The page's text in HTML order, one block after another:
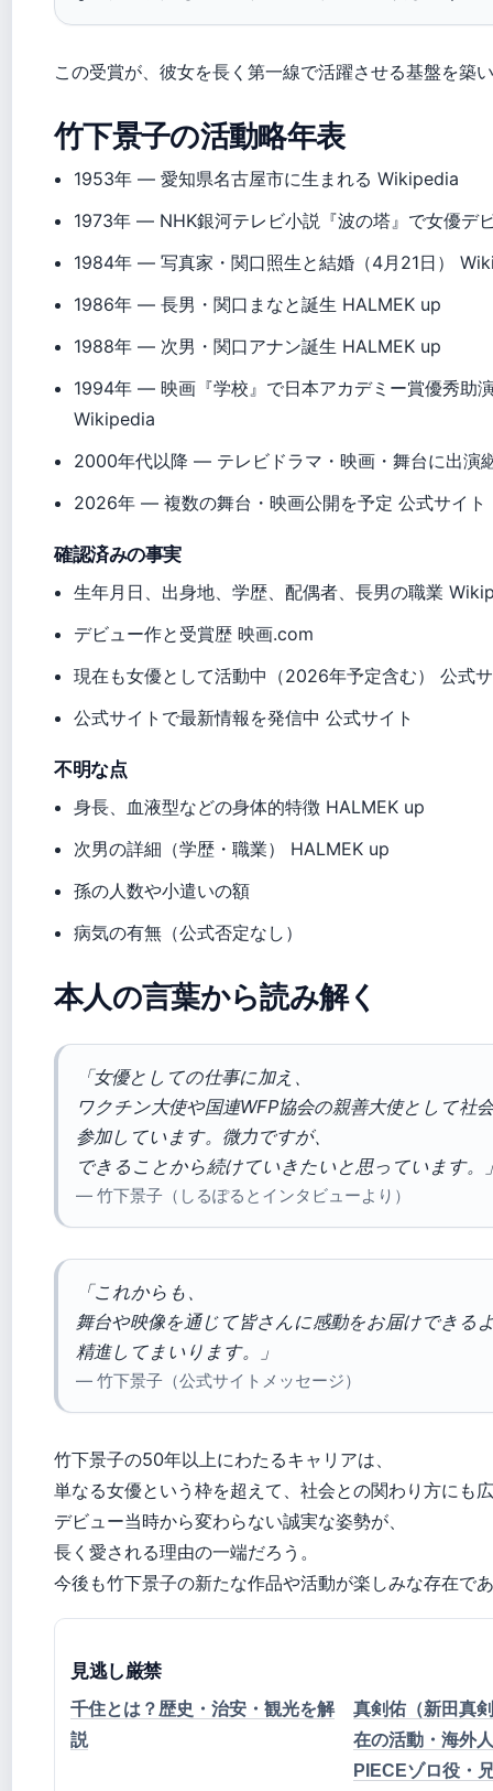
この受賞が、彼女を長く第一線で活躍させる基盤を築
竹下景子の活動略年表
1953年 — 愛知県名古屋市に生まれる Wikipedia
1973年 — NHK銀河テレビ小説『波の塔』で女優デ
1984年 — 写真家・関口照生と結婚（4月21日）
1986年 — 長男・関口まなと誕生 HALMEK up
1988年 — 次男・関口アナン誕生 HALMEK up
1994年 — 映画『学校』で日本アカデミー賞優秀助
Wikipedia
2000年代以降 — テレビドラマ・映画・舞台に出演
2026年 — 複数の舞台・映画公開を予定 公式サイト
確認済みの事実
生年月日、出身地、学歴、配偶者、長男の職業
デビュー作と受賞歴 映画.com
現在も女優として活動中（2026年予定含む） 公式
公式サイトで最新情報を発信中 公式サイト
不明な点
身長、血液型などの身体的特徴 HALMEK up
次男の詳細（学歴・職業） HALMEK up
孫の人数や小遣いの額
病気の有無（公式否定なし）
本人の言葉から読み解く
「女優としての仕事に加え、
ワクチン大使や国連WFP協会の親善大使として社
参加しています。微力ですが、
できることから続けていきたいと思っています。
— 竹下景子（しるぽるとインタビューより）
「これからも、
舞台や映像を通じて皆さんに感動をお届けできる
精進してまいります。」
— 竹下景子（公式サイトメッセージ）
竹下景子の50年以上にわたるキャリアは、
単なる女優という枠を超えて、社会との関わり方にも
デビュー当時から変わらない誠実な姿勢が、
長く愛される理由の一端だろう。
今後も竹下景子の新たな作品や活動が楽しみな存在で
見逃し厳禁
千住とは？歴史・治安・観光を解
説
真剣佑（新田真
在の活動・海外
PIECEゾロ役・